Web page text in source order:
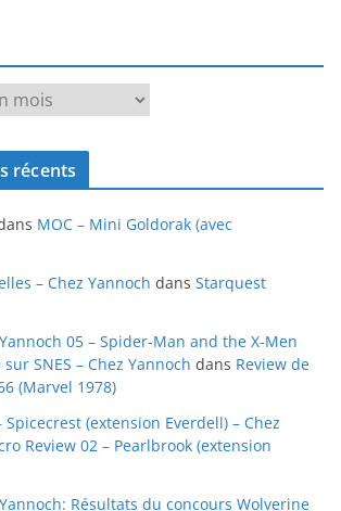
récents
MOC – Mini Goldorak (avec
– Chez Yannoch dans Starquest
05 – Spider-Man and the X-Men
SNES – Chez Yannoch dans Review de
(Marvel 1978)
Spicecrest (extension Everdell) – Chez
Review 02 – Pearlbrook (extension
Résultats du concours Wolverine